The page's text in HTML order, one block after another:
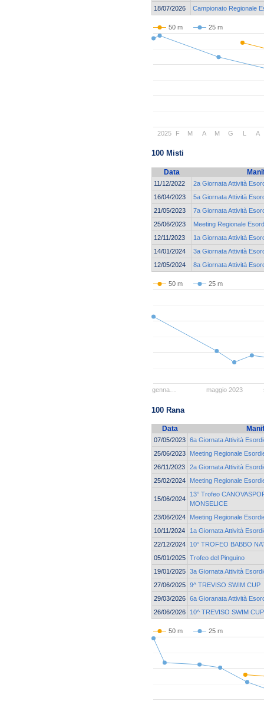
18/07/2026
Campionato Regionale
50 m 25 m
2025 F M A M G L A
100 Misti
Data
11/12/2022
2a Giornata Attività
16/04/2023
5a Giornata Attività
21/05/2023
7a Giornata Attività
25/06/2023
Meeting Regionale
12/11/2023
1a Giornata Attività
14/01/2024
3a Giornata Attività
12/05/2024
8a Giornata Attività
50 m 25 m
genna… maggio 2023
100 Rana
Data
07/05/2023 6a Giornata Attività
25/06/2023
Meeting Regionale
26/11/2023
2a Giornata Attività
25/02/2024
Meeting Regionale
15/06/2024
13° Trofeo
MONSELICE
23/06/2024
Meeting Regionale
10/11/2024
1a Giornata Attività
22/12/2024
10° TROFEO BABBO
05/01/2025 Trofeo del Pinguino
19/01/2025 3a Giornata Attività
27/06/2025 9^ TREVISO SWIM CUP
29/03/2026 6a Gioranata Attività
26/06/2026
10^ TREVISO SWIM CUP
50 m 25 m